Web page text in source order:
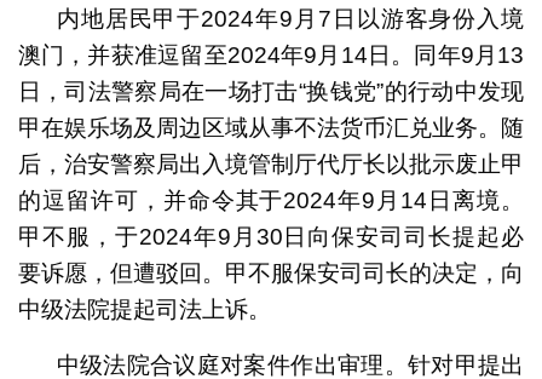
内地居民甲于2024年9月7日以游客身份入境
澳门，并获准逗留至2024年9月14日。同年9月13
日，司法警察局在一场打击“换钱党”的行动中发现
甲在娱乐场及周边区域从事不法货币汇兑业务。随
后，治安警察局出入境管制厅代厅长以批示废止甲
的逗留许可，并命令其于2024年9月14日离境。
甲不服，于2024年9月30日向保安司司长提起必
要诉愿，但遭驳回。甲不服保安司司长的决定，向
中级法院提起司法上诉。
中级法院合议庭对案件作出审理。针对甲提出